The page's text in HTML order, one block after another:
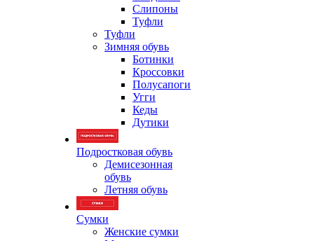
Слипоны
Туфли
Туфли
Зимняя обувь
Ботинки
Кроссовки
Полусапоги
Угги
Кеды
Дутики
Подростковая обувь
Демисезонная
обувь
Летняя обувь
Сумки
Женские сумки